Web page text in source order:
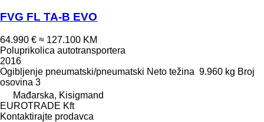
FVG FL TA-B EVO
64.990 € ≈ 127.100 KM
Poluprikolica autotransportera
2016
Ogibljenje pneumatski/pneumatski Neto težina 9.960 kg Broj
osovina 3
Mađarska, Kisigmand
EUROTRADE Kft
Kontaktirajte prodavca